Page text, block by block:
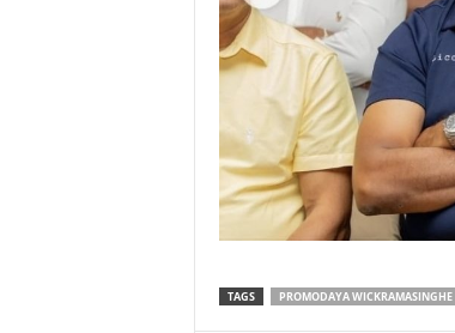
TAGS PROMODAYA WICKRAMASINGHE